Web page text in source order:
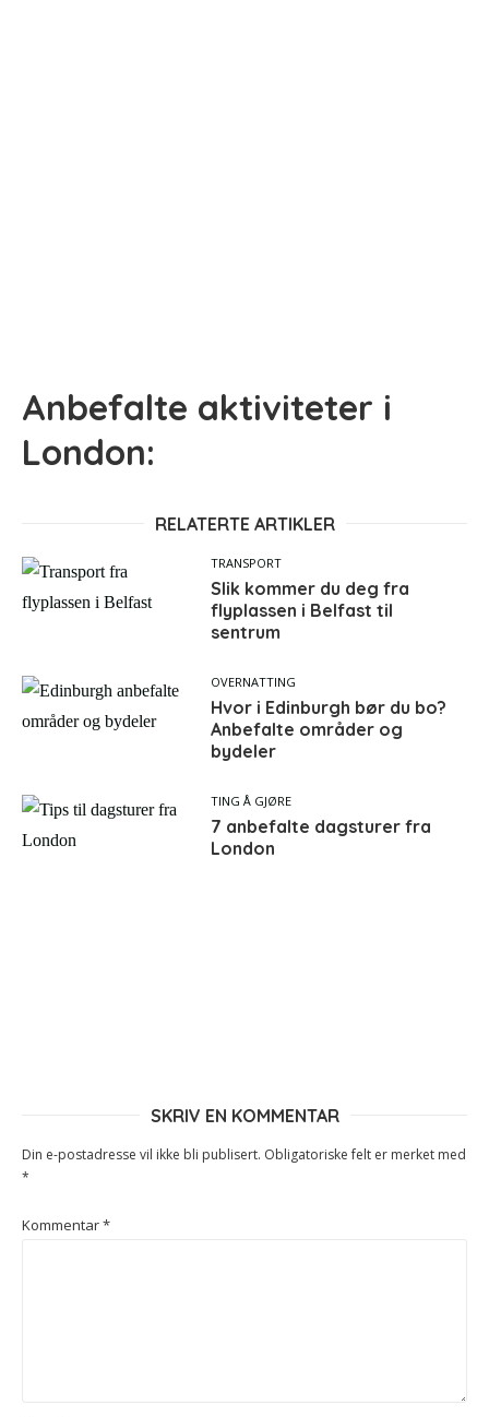
Anbefalte aktiviteter i
London:
RELATERTE ARTIKLER
TRANSPORT
Slik kommer du deg fra
flyplassen i Belfast til
sentrum
OVERNATTING
Hvor i Edinburgh bør du bo?
Anbefalte områder og
bydeler
TING Å GJØRE
7 anbefalte dagsturer fra
London
SKRIV EN KOMMENTAR
Din e-postadresse vil ikke bli publisert. Obligatoriske felt er merket med
*
Kommentar*